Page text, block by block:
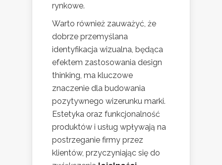
rynkowe.
Warto również zauważyć, że
dobrze przemyślana
identyfikacja wizualna, będąca
efektem zastosowania design
thinking, ma kluczowe
znaczenie dla budowania
pozytywnego wizerunku marki.
Estetyka oraz funkcjonalność
produktów i usług wpływają na
postrzeganie firmy przez
klientów, przyczyniając się do